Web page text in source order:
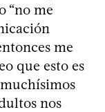
“no me
me
que esto es
nos